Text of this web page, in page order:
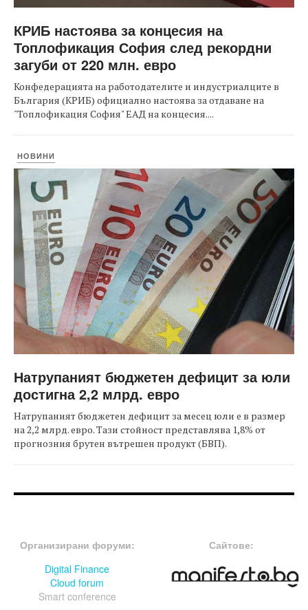
КРИБ настоява за концесия на
Топлофикация София след рекордни
загуби от 220 млн. евро
Конфедерацията на работодателите и индустриалците в
България (КРИБ) официално настоява за отдаване на
"Топлофикация София" ЕАД на концесия....
НОВИНИ
Натрупаният бюджетен дефицит за юли
достигна 2,2 млрд. евро
Натрупаният бюджетен дефицит за месец юли е в размер
на 2,2 млрд. евро. Тази стойност представлява 1,8% от
прогнозния брутен вътрешен продукт (БВП).
Организирани форуми:
Digital Finance
Cloud forum
Smart conference
Сайтове: